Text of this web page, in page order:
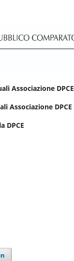
Associazione DPCE
Associazione DPCE
DPCE